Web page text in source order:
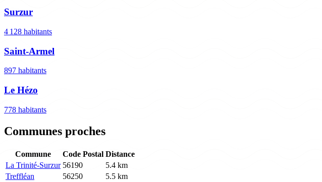
Surzur
4 128 habitants
Saint-Armel
897 habitants
Le Hézo
778 habitants
Communes proches
Commune Code Postal Distance
La Trinité-Surzur 56190
5.4 km
Treffléan
56250
5.5 km